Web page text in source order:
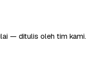
— ditulis oleh tim kami.